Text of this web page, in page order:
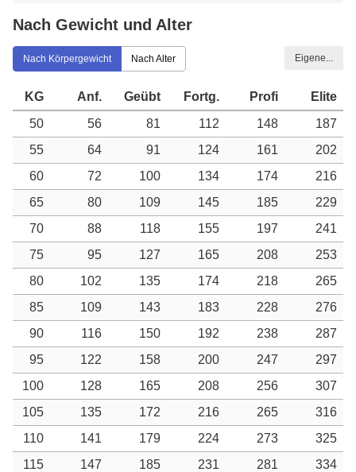
Nach Gewicht und Alter
Nach Körpergewicht Nach Alter Eigene...
KG Anf. Geübt Fortg. Profi
Elite
50
56 81 112 148
187
55
64 91 124 161
202
60
72 100 134 174
216
65
80 109 145 185
229
70
88 118 155 197
241
75
95 127 165 208
253
80
102 135 174 218
265
85
109 143 183 228
276
90
116 150 192 238
287
95
122 158 200 247
297
100
128 165 208 256
307
105
135 172 216 265
316
110
141 179 224 273
325
115
147 185 231 281
334